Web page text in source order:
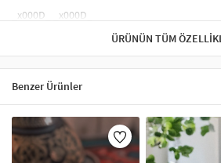
_x000D_ _x000D_
Öne Çıkan Özellikler:
_x000D_ _x000D_
_x000D_
Şık kartanesi-1 deseni:
sunar.
_x000D_
Yüksek kaliteli keçe malzeme:Sıcak
yüzeyini korur, sessiz kullanım sağlar.
ÜRÜNÜN TÜM
Benzer Ürünler